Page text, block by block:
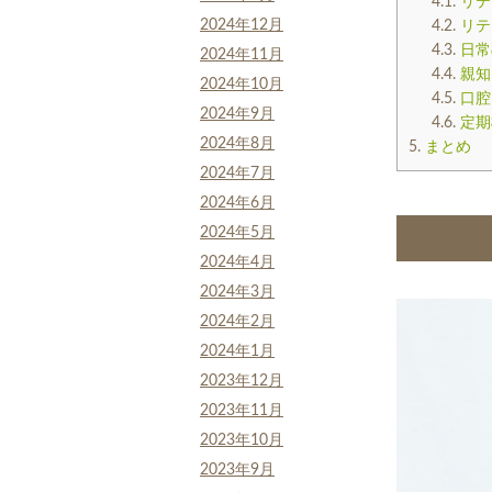
4.2.リテ
4.3.日常
4.4.親知
4.5.口腔
4.6.定期
5.まとめ
2024年12月
2024年11月
2024年10月
2024年9月
2024年8月
2024年7月
2024年6月
2024年5月
2024年4月
2024年3月
2024年2月
2024年1月
2023年12月
2023年11月
2023年10月
2023年9月